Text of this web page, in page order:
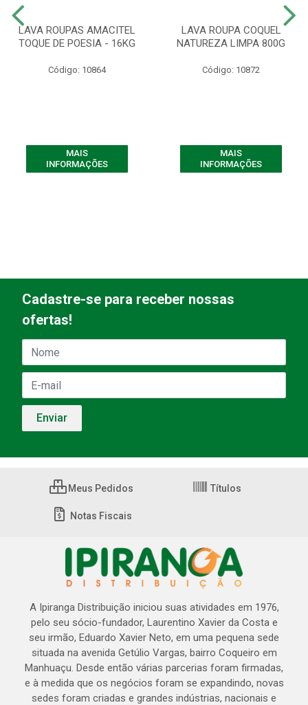
LAVA ROUPAS AMACITEL
TOQUE DE POESIA - 16KG
Código: 10864
MAIS
INFORMAÇÕES
LAVA ROUPA COQUEL
NATUREZA LIMPA 800G
Código: 10872
MAIS
INFORMAÇÕES
Cadastre-se para receber nossas
ofertas!
Meus Pedidos Títulos
Notas Fiscais
A Ipiranga Distribuição iniciou suas atividades em 1976,
pelo seu sócio-fundador, Laurentino Xavier da Costa e
seu irmão, Eduardo Xavier Neto, em uma pequena sede
situada na avenida Getúlio Vargas, bairro Coqueiro em
Manhuaçu. Desde então várias parcerias foram firmadas,
e à medida que os negócios foram se expandindo, novas
sedes foram criadas e grandes indústrias, nacionais e